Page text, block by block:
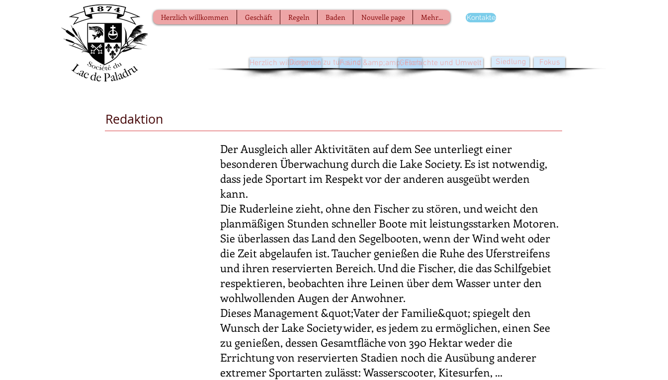
Herzlich willkommen Geschäft Regeln Baden Nouvelle page Mehr... Kontakte
Herzlich willkommenDinge die zu tun sindFauna &amp;amp; FloraGeschichte und Umwelt Siedlung Fokus
Redaktion
Der Ausgleich aller Aktivitäten auf dem See unterliegt einer
besonderen Überwachung durch die Lake Society. Es ist notwendig,
dass jede Sportart im Respekt vor der anderen ausgeübt werden
kann.
Die Ruderleine zieht, ohne den Fischer zu stören, und weicht den
planmäßigen Stunden schneller Boote mit leistungsstarken Motoren.
Sie überlassen das Land den Segelbooten, wenn der Wind weht oder
die Zeit abgelaufen ist. Taucher genießen die Ruhe des Uferstreifens
und ihren reservierten Bereich. Und die Fischer, die das Schilfgebiet
respektieren, beobachten ihre Leinen über dem Wasser unter den
wohlwollenden Augen der Anwohner.
Dieses Management &quot;Vater der Familie&quot; spiegelt den
Wunsch der Lake Society wider, es jedem zu ermöglichen, einen See
zu genießen, dessen Gesamtfläche von 390 Hektar weder die
Errichtung von reservierten Stadien noch die Ausübung anderer
extremer Sportarten zulässt: Wasserscooter, Kitesurfen, ...